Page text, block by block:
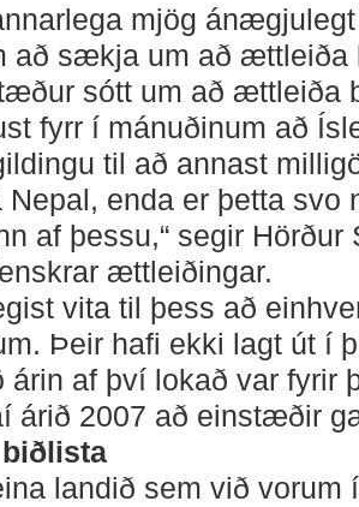
mjög
að sækja um að ættleiða
sótt um að ættleiða
fyrr í mánuðinum að
til að annast
Nepal, enda er þetta svo
af þessu,“ segir Hörður
ættleiðingar.
vita til þess að
Þeir hafi ekki lagt út í
árin af því lokað var fyrir
árið 2007 að einstæðir
landið sem við vorum